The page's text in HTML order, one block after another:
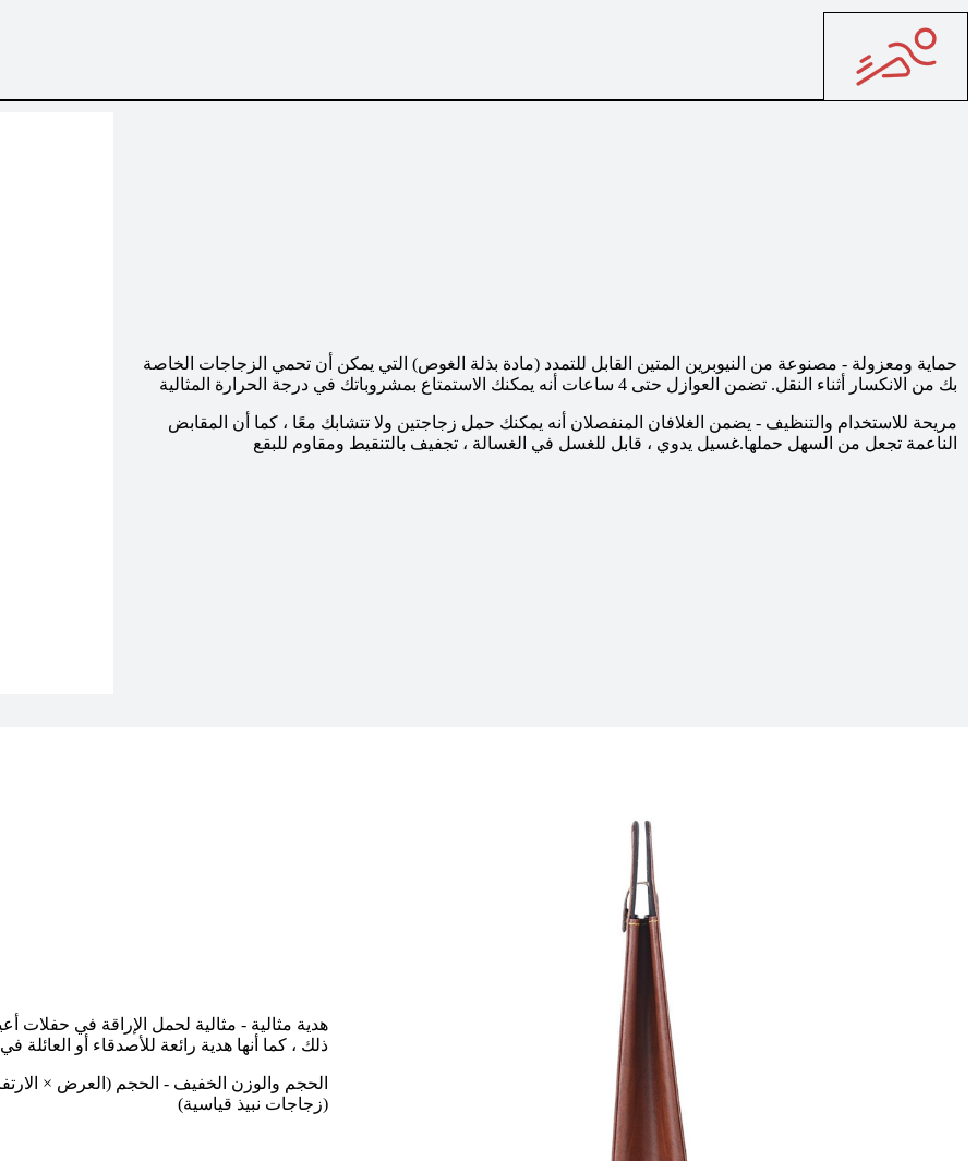
حماية ومعزولة - مصنوعة من النيوبرين المتين القابل للتمدد (مادة بذلة الغوص) التي يمكن أن تحمي الزجاجات الخاصة
بك من الانكسار أثناء النقل. تضمن العوازل حتى 4 ساعات أنه يمكنك الاستمتاع بمشروباتك في درجة الحرارة المثالية
مريحة للاستخدام والتنظيف - يضمن الغلافان المنفصلان أنه يمكنك حمل زجاجتين ولا تتشابك معًا ، كما أن المقابض
الناعمة تجعل من السهل حملها.غسيل يدوي ، قابل للغسل في الغسالة ، تجفيف بالتنقيط ومقاوم للبقع
هدية مثالية - مثالية لحمل الإراقة في حفلات
ذلك ، كما أنها هدية رائعة للأصدقاء أو العائلة
(زجاجات نبيذ قياسية)